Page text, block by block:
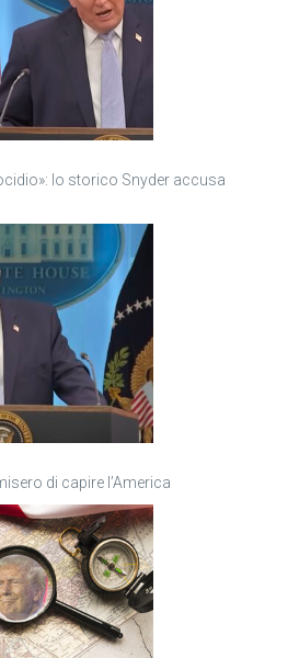
lo storico Snyder accusa
di capire l’America